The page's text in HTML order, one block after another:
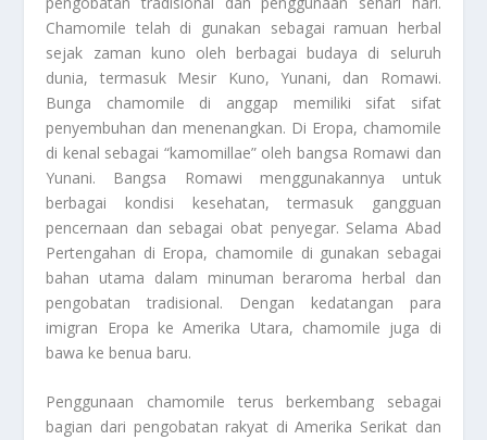
Chamomile telah di gunakan sebagai ramuan herbal
sejak zaman kuno oleh berbagai budaya di seluruh
dunia, termasuk Mesir Kuno, Yunani, dan Romawi.
Bunga chamomile di anggap memiliki sifat sifat
penyembuhan dan menenangkan. Di Eropa, chamomile
di kenal sebagai “kamomillae” oleh bangsa Romawi dan
Yunani. Bangsa Romawi menggunakannya untuk
berbagai kondisi kesehatan, termasuk gangguan
pencernaan dan sebagai obat penyegar. Selama Abad
Pertengahan di Eropa, chamomile di gunakan sebagai
bahan utama dalam minuman beraroma herbal dan
pengobatan tradisional. Dengan kedatangan para
imigran Eropa ke Amerika Utara, chamomile juga di
bawa ke benua baru.
Penggunaan chamomile terus berkembang sebagai
bagian dari pengobatan rakyat di Amerika Serikat dan